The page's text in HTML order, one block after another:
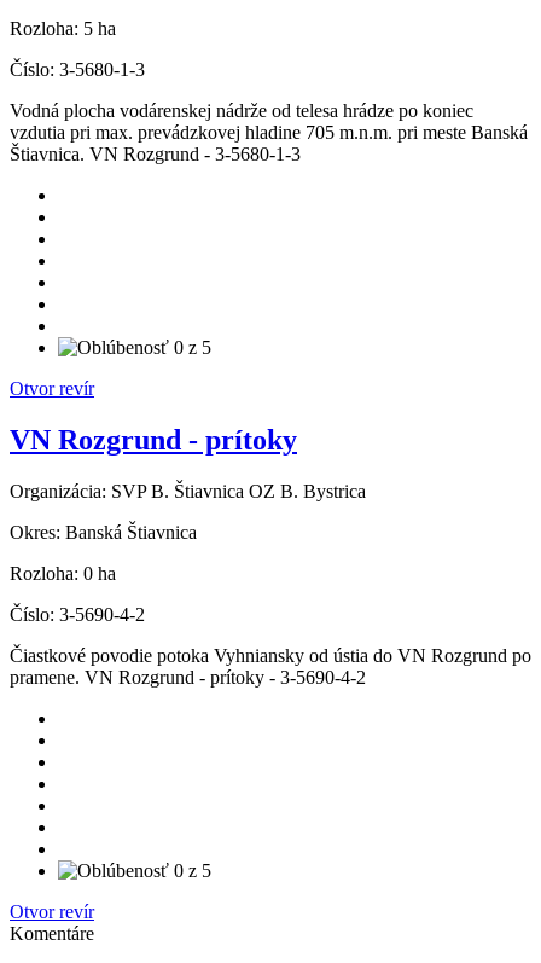
Rozloha: 5 ha
Číslo: 3-5680-1-3
Vodná plocha vodárenskej nádrže od telesa hrádze po koniec
vzdutia pri max. prevádzkovej hladine 705 m.n.m. pri meste Banská
Štiavnica. VN Rozgrund - 3-5680-1-3
Otvor revír
VN Rozgrund - prítoky
Organizácia: SVP B. Štiavnica OZ B. Bystrica
Okres: Banská Štiavnica
Rozloha: 0 ha
Číslo: 3-5690-4-2
Čiastkové povodie potoka Vyhniansky od ústia do VN Rozgrund po
pramene. VN Rozgrund - prítoky - 3-5690-4-2
Otvor revír
Komentáre